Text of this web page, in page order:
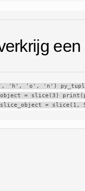
'h', 'o', 'n')
= slice(3)
slice_object =